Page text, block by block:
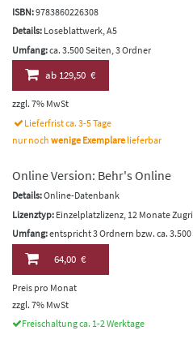
ISBN:9783860226308
Details: Loseblattwerk, A5
Umfang:ca. 3.500 Seiten, 3 Ordner
ab129,50 €
zzgl. 7% MwSt
Lieferfrist ca. 3-5 Tage
nur noch wenige Exemplare lieferbar
Online Version: Behr's Online
Details:Online-Datenbank
Lizenztyp: Einzelplatzlizenz, 12 Monate
Umfang:entspricht 3 Ordnern bzw. ca. 3.500
64,00 €
Preis pro Monat
zzgl. 7% MwSt
Freischaltung ca. 1-2 Werktage